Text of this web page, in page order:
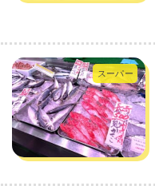
スーパー